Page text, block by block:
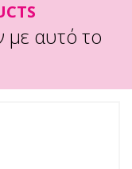
με αυτό το